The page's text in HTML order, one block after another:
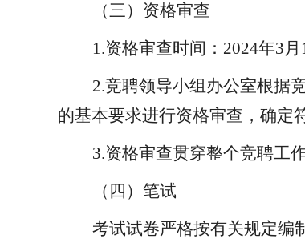
（三）资格审查
1.资格审查时间：2024年3月
2.竞聘领导小组办公室根据
的基本要求进行资格审查，确定
3.资格审查贯穿整个竞聘工
（四）笔试
考试试卷严格按有关规定编